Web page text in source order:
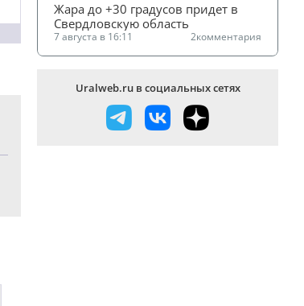
Жара до +30 градусов придет в
Свердловскую область
7 августа в 16:11 2комментария
Uralweb.ru в социальных сетях